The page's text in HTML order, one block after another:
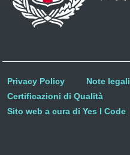
Privacy Policy
Note legali
Certificazioni di Qualità
Sito web a cura di Yes I Code